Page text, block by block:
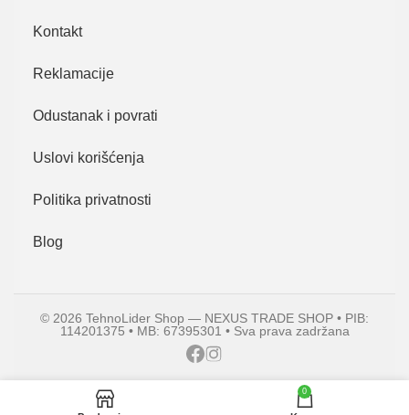
Kontakt
Reklamacije
Odustanak i povrati
Uslovi korišćenja
Politika privatnosti
Blog
© 2026 TehnoLider Shop — NEXUS TRADE SHOP • PIB:
114201375 • MB: 67395301 • Sva prava zadržana
0